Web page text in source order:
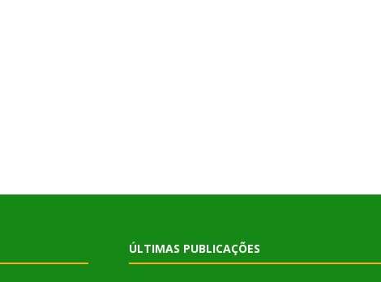
ÚLTIMAS PUBLICAÇÕES